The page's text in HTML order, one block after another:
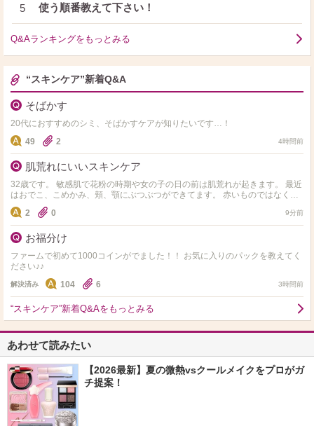
5 使う順番教えて下さい！
Q&Aランキングをもっとみる
“スキンケア”新着Q&A
そばかす
20代におすすめのシミ、そばかすケアが知りたいです…！
49
2 4時間前
肌荒れにいいスキンケア
32歳です。 敏感肌で花粉の時期や女の子の日の前は肌荒れが起きます。 最近
はおでこ、こめかみ、頬、顎にぶつぶつができてます。 赤いものではなくぷ
つぷつと小さいのができてしまいます。 アルコ…
2 0 9分前
お福分け
ファームで初めて1000コインがでました！！ お気に入りのパックを教えてく
ださい♪♪
解決済み 104 6 3時間前
“スキンケア”新着Q&Aをもっとみる
あわせて読みたい
【2026最新】夏の微熱vsクールメイクをプロがガ
チ提案！